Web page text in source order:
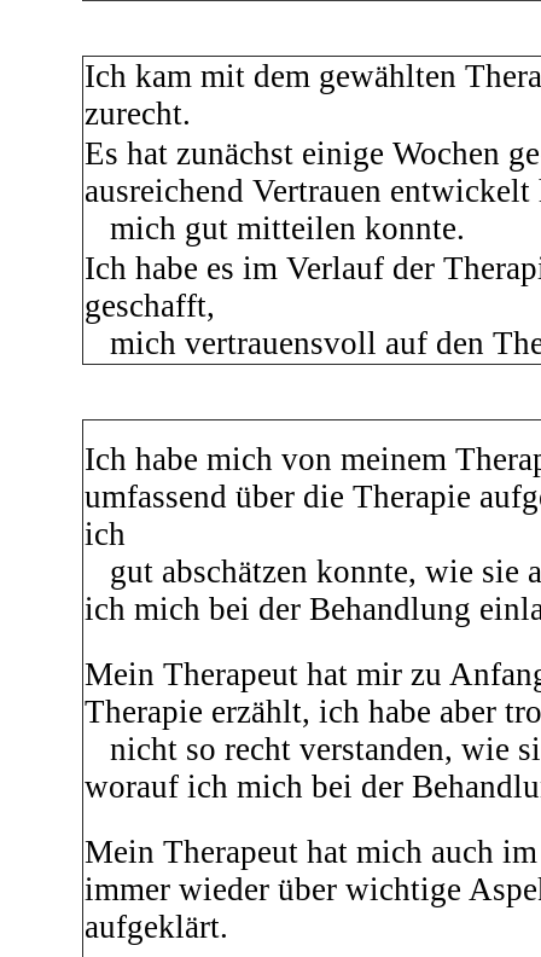
Ich kam mit dem gewählten
zurecht.
Es hat zunächst einige Wochen
ausreichend Vertrauen entwickelt
mich gut mitteilen konnte.
Ich habe es im Verlauf der
geschafft,
mich vertrauensvoll auf den
Ich habe mich von meinem
umfassend über die Therapie
ich
gut abschätzen konnte, wie sie
ich mich bei der Behandlung
Mein Therapeut hat mir zu
Therapie erzählt, ich habe aber
nicht so recht verstanden, wie
worauf ich mich bei der
Mein Therapeut hat mich auch
immer wieder über wichtige
aufgeklärt.